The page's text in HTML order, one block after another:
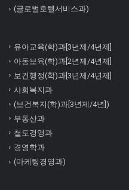
(글로벌호텔서비스과)
유아교육(학)과[3년제/4년제]
아동보육(학)과[2년제/4년제]
보건행정(학)과[3년제/4년제]
사회복지과
(보건복지(학)과[3년제/4년])
부동산과
철도경영과
경영학과
(마케팅경영과)